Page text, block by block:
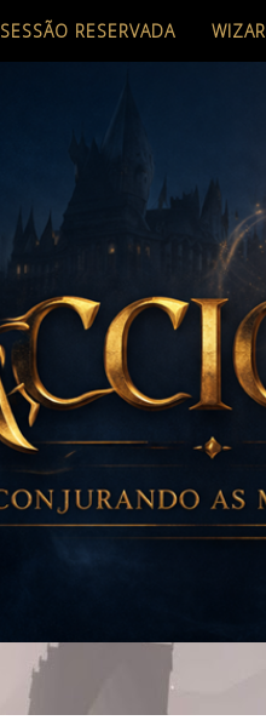
SESSÃO RESERVADA